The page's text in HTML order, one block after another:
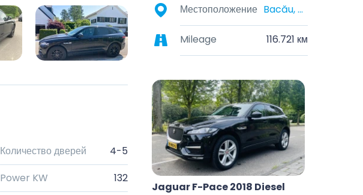
Количество дверей
4-5
Power KW
132
Местоположение Bacău, România
Mileage 116.721 км
Jaguar F-Pace 2018 Diesel